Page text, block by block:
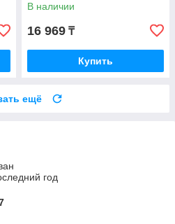
В наличии
16 969 ₸
Купить
ещё
год